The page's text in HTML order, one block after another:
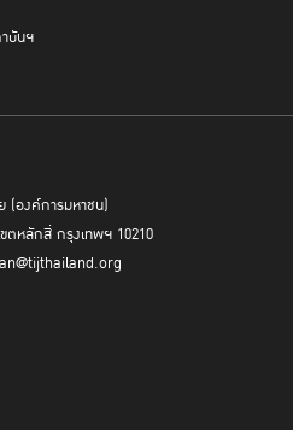
บันฯ
(องค์การมหาชน)
ตหลักสี่ กรุงเทพฯ 10210